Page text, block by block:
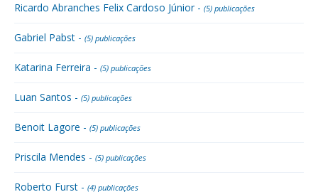
Ricardo Abranches Felix Cardoso Júnior - (5) publicações
Gabriel Pabst - (5) publicações
Katarina Ferreira - (5) publicações
Luan Santos - (5) publicações
Benoit Lagore - (5) publicações
Priscila Mendes - (5) publicações
Roberto Furst - (4) publicações